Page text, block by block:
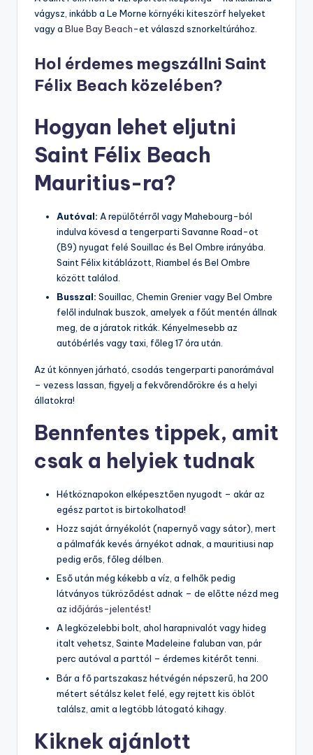
vágysz, inkább a Le Morne környéki kiteszörf helyeket
vagy a Blue Bay Beach-et válaszd sznorkeltúrához.
Hol érdemes megszállni Saint
Félix Beach közelében?
Hogyan lehet eljutni
Saint Félix Beach
Mauritius-ra?
Autóval: A repülőtérről vagy Mahebourg-ból
indulva kövesd a tengerparti Savanne Road-ot
(B9) nyugat felé Souillac és Bel Ombre irányába.
Saint Félix kitáblázott, Riambel és Bel Ombre
között találod.
Busszal: Souillac, Chemin Grenier vagy Bel Ombre
felől indulnak buszok, amelyek a főút mentén állnak
meg, de a járatok ritkák. Kényelmesebb az
autóbérlés vagy taxi, főleg 17 óra után.
Az út könnyen járható, csodás tengerparti panorámával
– vezess lassan, figyelj a fekvőrendőrökre és a helyi
állatokra!
Bennfentes tippek, amit
csak a helyiek tudnak
Hétköznapokon elképesztően nyugodt – akár az
egész partot is birtokolhatod!
Hozz saját árnyékolót (napernyő vagy sátor), mert
a pálmafák kevés árnyékot adnak, a mauritiusi nap
pedig erős, főleg délben.
Eső után még kékebb a víz, a felhők pedig
látványos tükröződést adnak – de előtte nézd meg
az időjárás-jelentést!
A legközelebbi bolt, ahol harapnivalót vagy hideg
italt vehetsz, Sainte Madeleine faluban van, pár
perc autóval a parttól – érdemes kitérőt tenni.
Bár a fő partszakasz hétvégén népszerű, ha 200
métert sétálsz kelet felé, egy rejtett kis öblöt
találsz, amit a legtöbb látogató kihagy.
Kiknek ajánlott